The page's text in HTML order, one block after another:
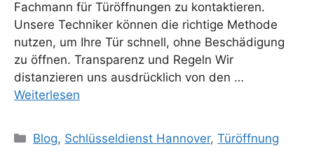
Fachmann für Türöffnungen zu kontaktieren.
Unsere Techniker können die richtige Methode
nutzen, um Ihre Tür schnell, ohne Beschädigung
zu öffnen. Transparenz und Regeln Wir
distanzieren uns ausdrücklich von den …
Weiterlesen
Kategorien
Blog, Schlüsseldienst Hannover,Türöffnung